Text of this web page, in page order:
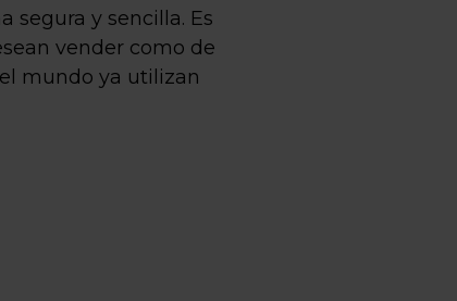
segura y sencilla. Es
vender como de
mundo ya utilizan